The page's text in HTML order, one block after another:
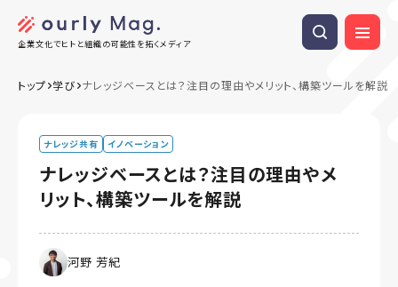
企業文化でヒトと組織の可能性を拓くメディア
トップ 学び ナレッジベースとは？注目の理由やメリット、構築ツールを解説
ナレッジ共有 イノベーション
ナレッジベースとは？注目の理由やメ
リット、構築ツールを解説
河野 芳紀